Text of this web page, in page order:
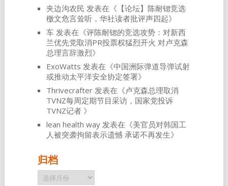
夹边沟农民 发表在《 【论坛】陈耐锶竞选
檄文危言耸听，华社读者批评声四起》
车发表在《评陈耐锶的竞选攻势：对新西
兰优先党取消PR投票权猛烈开火 对卢克森
总理言辞激烈》
ExoWatts 发表在《中国洲际弹道导弹试射
或推动太平洋安全协定签署》
Thrivecrafter发表在《卢克森总理取消
TVNZ每周定期节目采访，国家党投诉
TVNZ记者 》
lean health way发表在《美官员对韩国工
人被突袭拘留表示遗憾 承诺不再发生》
归档
归